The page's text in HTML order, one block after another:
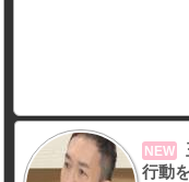
NEW
行動